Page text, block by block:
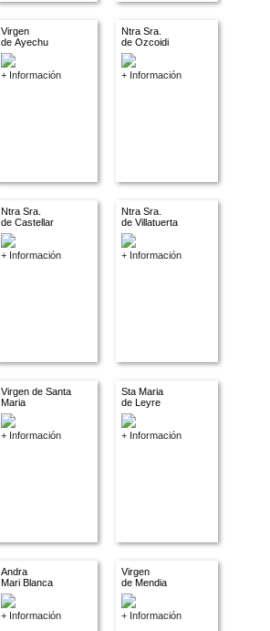
Virgen
de Ayechu
+ Información
Ntra Sra.
de Ozcoidi
+ Información
Ntra Sra.
de Castellar
+ Información
Ntra Sra.
de Villatuerta
+ Información
Virgen de Santa
Maria
+ Información
Sta Maria
de Leyre
+ Información
Andra
Mari Blanca
+ Información
Virgen
de Mendia
+ Información